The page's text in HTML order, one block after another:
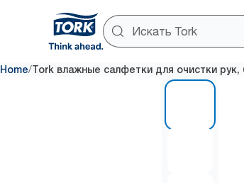
Home/Tork влажные салфетки для очистки рук,